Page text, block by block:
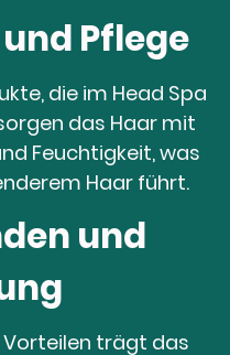
Pflege
die im Head Spa
das Haar mit
Feuchtigkeit, was
Haar führt.
und
Vorteilen trägt das